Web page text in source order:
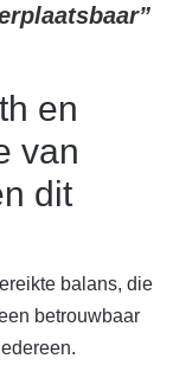
en
van
dit
balans, die
betrouwbaar